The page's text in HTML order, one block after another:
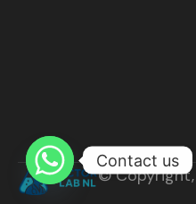
© Copyright,
Contact us